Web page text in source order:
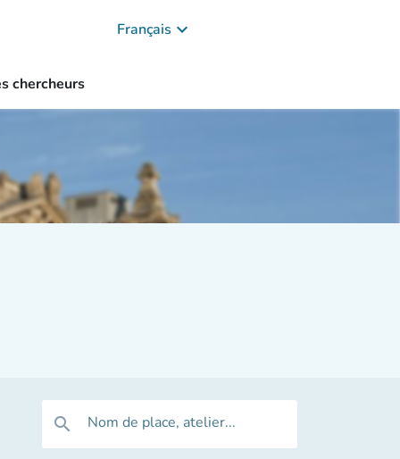
Français keyboard_arrow_down
chercheurs
search Nom de place, atelier...